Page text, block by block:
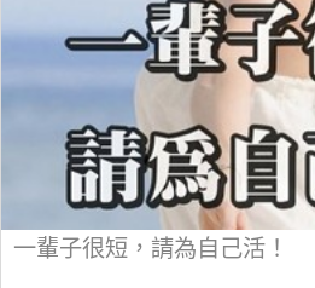
一輩子很短，請為自己活！